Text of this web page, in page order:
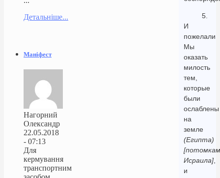
5.
И
пожелали
Мы
оказать
милость
тем,
которые
были
ослаблены
на
земле
(Египта)
[потомкам
Исраила],
и
Детальніше...
Маніфест
Нагорний
Олександр
22.05.2018
- 07:13
Для
кермування
транспортним